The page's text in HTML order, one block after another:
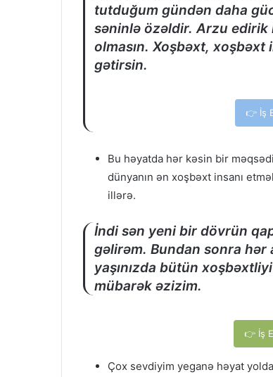
tutduğum gündən daha
səninlə özəldir. Arzu
olmasın. Xoşbəxt,
gətirsin.
👉 İş
Bu həyatda hər kəsin bir
dünyanın ən xoşbəxt insanı
illərə.
İndi sən yeni bir dövrün
gəlirəm. Bundan sonra hər
yaşınızda bütün
mübarək əzizim.
👉 İş
Çox sevdiyim yeganə həyat